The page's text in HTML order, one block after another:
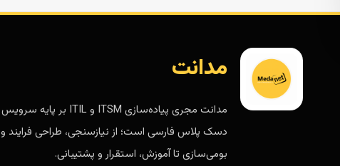
مدانت
مدانت مجری پیاده‌سازی ITSM و ITIL بر پایه سرویس
دسک پلاس فارسی است؛ از نیازسنجی، طراحی فرایند و
بومی‌سازی تا آموزش، استقرار و پشتیبانی.